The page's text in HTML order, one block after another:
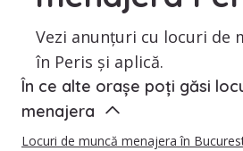
Vezi anunțuri cu locuri de
în Peris și aplică.
În ce alte orașe poți găsi
menajera
Locuri de muncă menajera în